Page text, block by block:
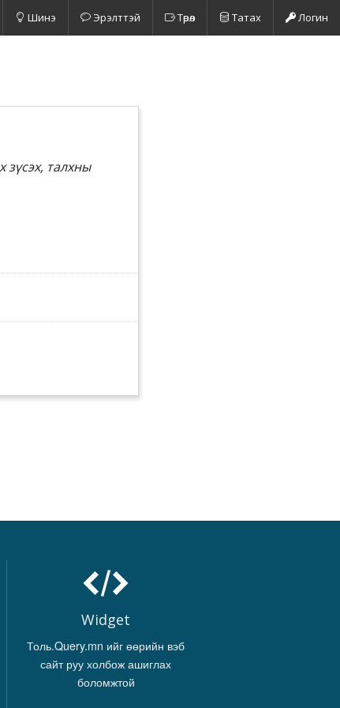
Шинэ Эрэлттэй Төрөл Татах Логин
зүсэх, талхны
Widget
Толь.Query.mn ийг өөрийн вэб
сайт руу холбож ашиглах
боломжтой